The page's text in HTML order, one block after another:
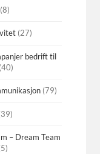
(8)
(27)
bedrift til
(40)
(79)
– Dream Team